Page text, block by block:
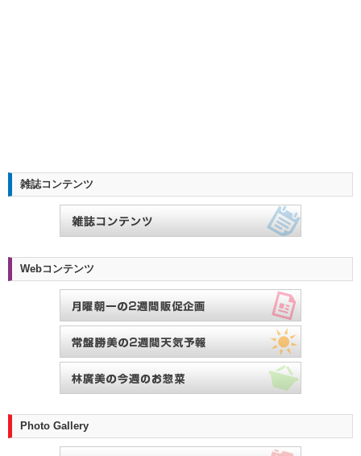
雑誌コンテンツ
Webコンテンツ
Photo Gallery